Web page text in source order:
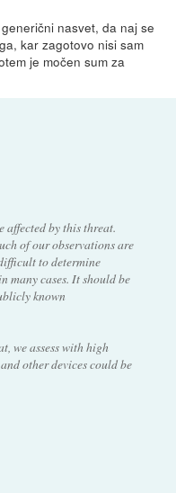
nasvet, da naj se
kar zagotovo nisi sam
je močen sum za
affected by this threat.
of our observations are
to determine
many cases. It should be
known
we assess with high
other devices could be